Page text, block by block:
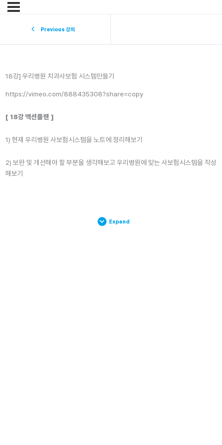
Previous 강의
18강] 우리병원 치과사보험 시스템만들기
https://vimeo.com/888435308?share=copy
[ 18강 액션플랜 ]
1) 현재 우리병원 사보험시스템을 노트에 정리해보기
2) 보완 및 개선해야 할 부분을 생각해보고 우리병원에 맞는 사보험시스템을 작성
해보기
Expand